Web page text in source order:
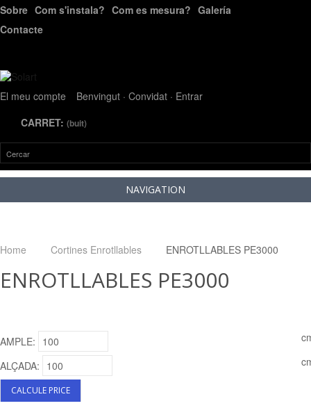
Sobre Com s'instala? Com es mesura? Galería
Contacte
El meu compte Benvingut · Convidat · Entrar
CARRET: (buit)
NAVIGATION
Home Cortines Enrotllables ENROTLLABLES PE3000
ENROTLLABLES PE3000
AMPLE:
ALÇADA: